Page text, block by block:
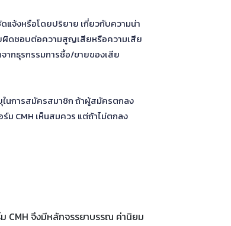
แจ้งหรือโดยปริยาย เกี่ยวกับความน่า
ผิดชอบต่อความสูญเสียหรือความเสีย
ากธุรกรรมการซื้อ/ขายของเสีย
นการสมัครสมาชิก ถ้าผู้สมัครตกลง
ม CMH เห็นสมควร แต่ถ้าไม่ตกลง
CMH จึงมีหลักจรรยาบรรณ ค่านิยม